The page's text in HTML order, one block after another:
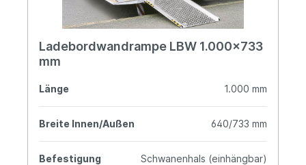
Ladebordwandrampe LBW 1.000x733
mm
Länge 1.000 mm
Breite Innen/Außen 640/733 mm
Befestigung Schwanenhals (einhängbar)